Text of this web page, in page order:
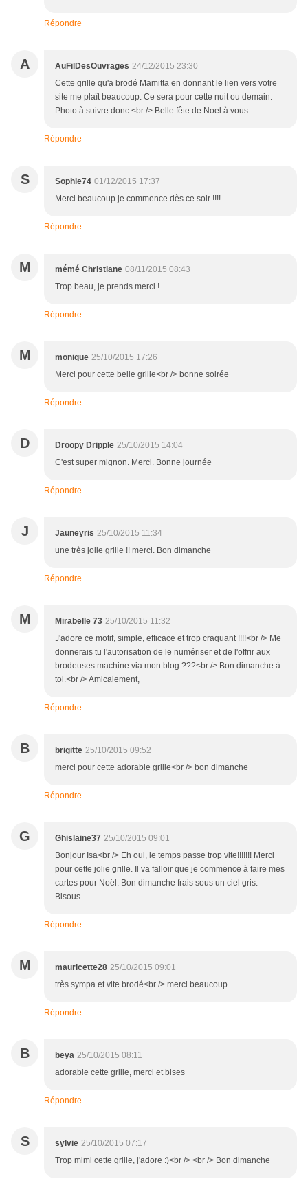
Répondre
A AuFilDesOuvrages 24/12/2015 23:30
Cette grille qu'a brodé Mamitta en donnant le lien vers votre
site me plaît beaucoup. Ce sera pour cette nuit ou demain.
Photo à suivre donc.<br /> Belle fête de Noel à vous
Répondre
S Sophie74 01/12/2015 17:37
Merci beaucoup je commence dès ce soir !!!!
Répondre
M mémé Christiane 08/11/2015 08:43
Trop beau, je prends merci !
Répondre
M monique 25/10/2015 17:26
Merci pour cette belle grille<br /> bonne soirée
Répondre
D Droopy Dripple 25/10/2015 14:04
C'est super mignon. Merci. Bonne journée
Répondre
J Jauneyris 25/10/2015 11:34
une très jolie grille !! merci. Bon dimanche
Répondre
M Mirabelle 73 25/10/2015 11:32
J'adore ce motif, simple, efficace et trop craquant !!!!<br /> Me
donnerais tu l'autorisation de le numériser et de l'offrir aux
brodeuses machine via mon blog ???<br /> Bon dimanche à
toi.<br /> Amicalement,
Répondre
B brigitte 25/10/2015 09:52
merci pour cette adorable grille<br /> bon dimanche
Répondre
G Ghislaine37 25/10/2015 09:01
Bonjour Isa<br /> Eh oui, le temps passe trop vite!!!!!!! Merci
pour cette jolie grille. Il va falloir que je commence à faire mes
cartes pour Noël. Bon dimanche frais sous un ciel gris.
Bisous.
Répondre
M mauricette28 25/10/2015 09:01
très sympa et vite brodé<br /> merci beaucoup
Répondre
B beya 25/10/2015 08:11
adorable cette grille, merci et bises
Répondre
S sylvie 25/10/2015 07:17
Trop mimi cette grille, j'adore :)<br /> <br /> Bon dimanche